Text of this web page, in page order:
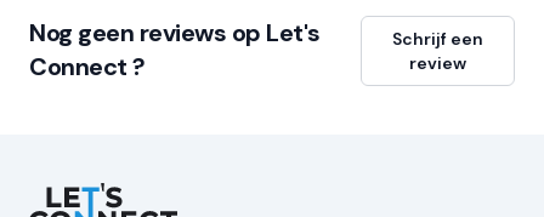
Nog geen reviews op Let's
Connect ?
Schrijf een
review
Let's Connect